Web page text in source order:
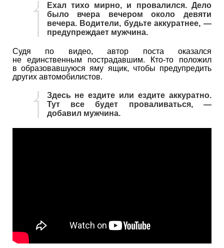
Ехал тихо мирно, и провалился. Дело
было вчера вечером около девяти
вечера. Водители, будьте аккуратнее, —
предупреждает мужчина.
Судя по видео, автор поста оказался
не единственным пострадавшим. Кто-то положил
в образовавшуюся яму ящик, чтобы предупредить
других автомобилистов.
Здесь не ездите или ездите аккуратно.
Тут все будет проваливаться, —
добавил мужчина.